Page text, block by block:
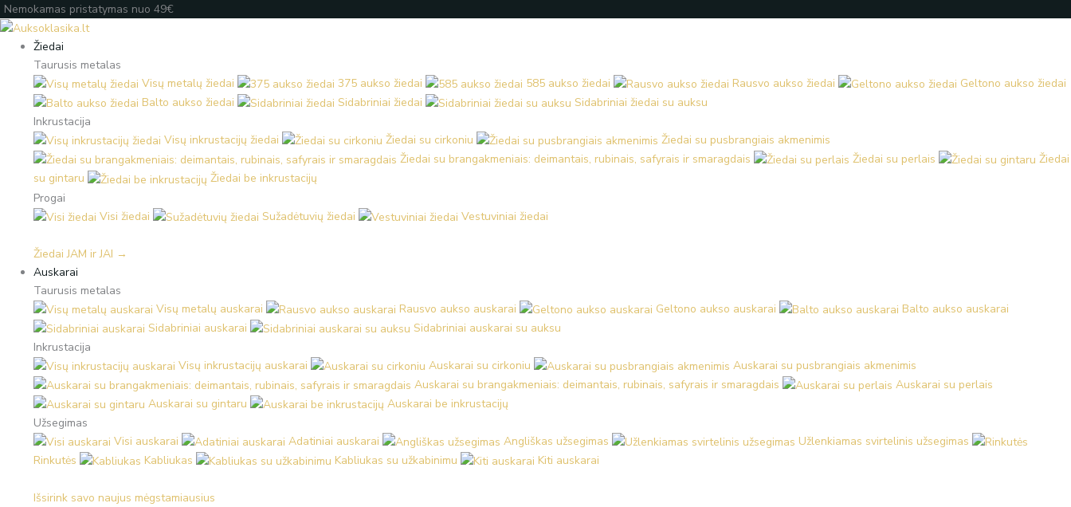
Pereiti
prie
turinio
Nemokamas pristatymas nuo 49€
Žiedai
Taurusis metalas
Visų metalų žiedai
375 aukso žiedai 585 aukso žiedai Rausvo aukso žiedai
Geltono aukso žiedai
Balto aukso žiedai
Sidabriniai žiedai
Sidabriniai žiedai su auksu
Inkrustacija
Visų inkrustacijų žiedai
Žiedai su cirkoniu
Žiedai su pusbrangiais akmenimis
Žiedai su brangakmeniais: deimantais, rubinais, safyrais ir smaragdais
Žiedai su perlais
Žiedai
su gintaru
Žiedai be inkrustacijų
Progai
Visi žiedai
Sužadėtuvių žiedai Vestuviniai žiedai
Žiedai JAM ir JAI →
Auskarai
Taurusis metalas
Visų metalų auskarai
Rausvo aukso auskarai Geltono aukso auskarai
Balto aukso auskarai
Sidabriniai auskarai
Sidabriniai auskarai su auksu
Inkrustacija
Visų inkrustacijų auskarai
Auskarai su cirkoniu
Auskarai su pusbrangiais akmenimis
Auskarai su brangakmeniais: deimantais, rubinais, safyrais ir smaragdais
Auskarai su perlais
Auskarai su gintaru
Auskarai be inkrustacijų
Užsegimas
Visi auskarai
Adatiniai auskarai Angliškas užsegimas
Užlenkiamas svirtelinis užsegimas
Rinkutės
Kabliukas Kabliukas su užkabinimu Kiti auskarai
Išsirink savo naujus mėgstamiausius